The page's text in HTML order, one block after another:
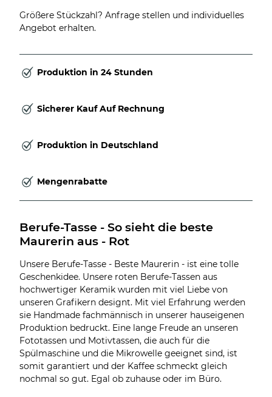
Größere Stückzahl? Anfrage stellen und individuelles
Angebot erhalten.
Produktion in 24 Stunden
Sicherer Kauf Auf Rechnung
Produktion in Deutschland
Mengenrabatte
Berufe-Tasse - So sieht die beste
Maurerin aus - Rot
Unsere Berufe-Tasse - Beste Maurerin - ist eine tolle
Geschenkidee. Unsere roten Berufe-Tassen aus
hochwertiger Keramik wurden mit viel Liebe von
unseren Grafikern designt. Mit viel Erfahrung werden
sie Handmade fachmännisch in unserer hauseigenen
Produktion bedruckt. Eine lange Freude an unseren
Fototassen und Motivtassen, die auch für die
Spülmaschine und die Mikrowelle geeignet sind, ist
somit garantiert und der Kaffee schmeckt gleich
nochmal so gut. Egal ob zuhause oder im Büro.